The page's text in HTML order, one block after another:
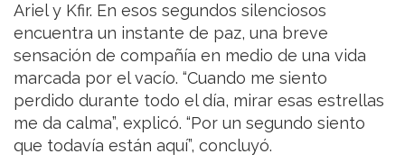
Ariel y Kfir. En esos segundos silenciosos
encuentra un instante de paz, una breve
sensación de compañía en medio de una vida
marcada por el vacío. “Cuando me siento
perdido durante todo el día, mirar esas estrellas
me da calma”, explicó. “Por un segundo siento
que todavía están aquí”, concluyó.